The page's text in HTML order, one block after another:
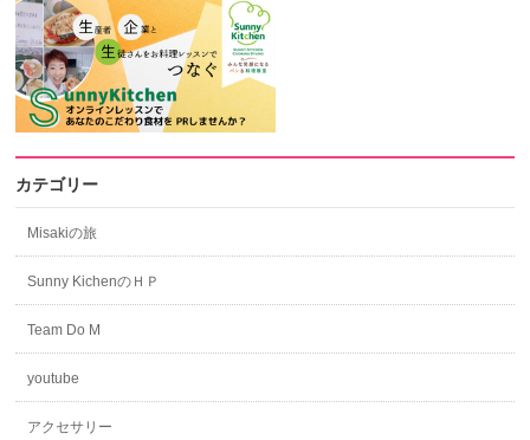
カテゴリー
Misakiの旅
Sunny KichenのＨＰ
Team Do M
youtube
アクセサリー